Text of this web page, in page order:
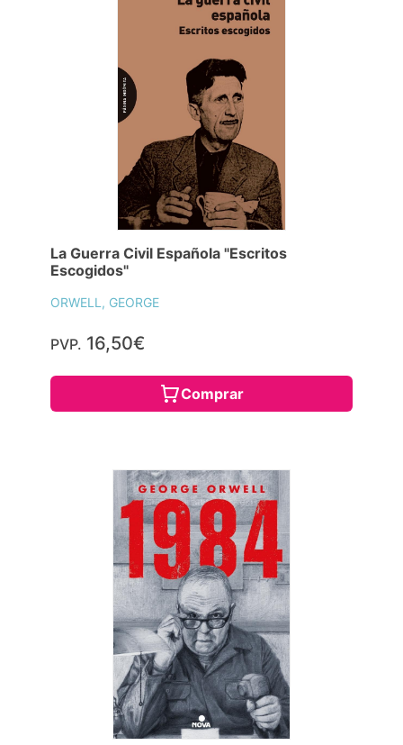
La Guerra Civil Española "Escritos
Escogidos"
ORWELL, GEORGE
PVP. 16,50€
Comprar